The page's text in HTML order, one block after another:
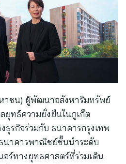
าชน) ผู้พัฒนาอสังหาริมทรัพย์
ยุทธ์ความยั่งยืนในภูเก็ต
ธุรกิจร่วมกับ ธนาคารกรุงเทพ
นาคารพาณิชย์ชั้นนำระดับ
ร์ทางยุทธศาสตร์ที่ร่วมเดิน